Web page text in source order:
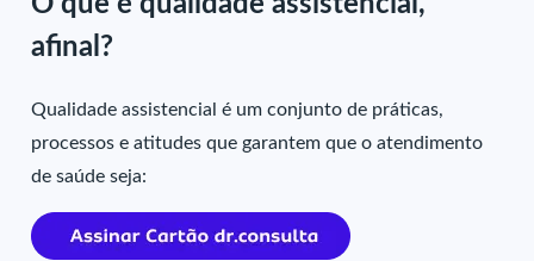
afinal?
Qualidade assistencial é um conjunto de práticas,
processos e atitudes que garantem que o atendimento
de saúde seja: